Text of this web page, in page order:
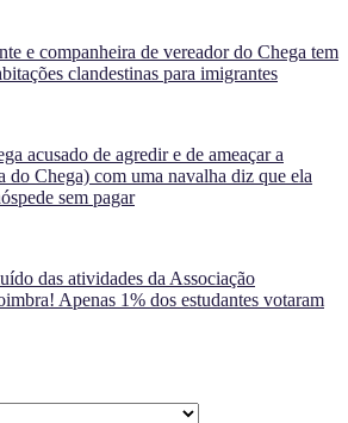
e companheira de vereador do Chega tem
clandestinas para imigrantes
acusado de agredir e de ameaçar a
do Chega) com uma navalha diz que ela
sem pagar
das atividades da Associação
Apenas 1% dos estudantes votaram